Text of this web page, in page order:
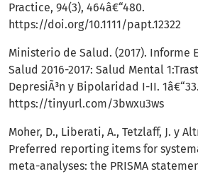
Practice, 94(3), 464â€“480.
https://doi.org/10.1111/papt.12322
Ministerio de Salud. (2017). Informe
Salud 2016-2017: Salud Mental
DepresiÃ³n y Bipolaridad I-II. 1â€“33.
https://tinyurl.com/3bwxu3ws
Moher, D., Liberati, A., Tetzlaff, J. y
Preferred reporting items for
meta-analyses: the PRISMA